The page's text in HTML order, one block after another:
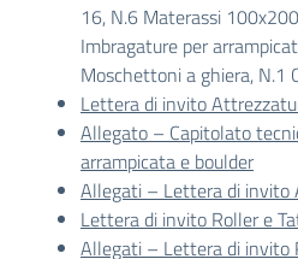
16, N.6 Materassi
Imbragature per
Moschettoni a ghiera, N.1
Lettera di invito
Allegato – Capitolato
arrampicata e boulder
Allegati – Lettera di invito
Lettera di invito Roller e
Allegati – Lettera di invito